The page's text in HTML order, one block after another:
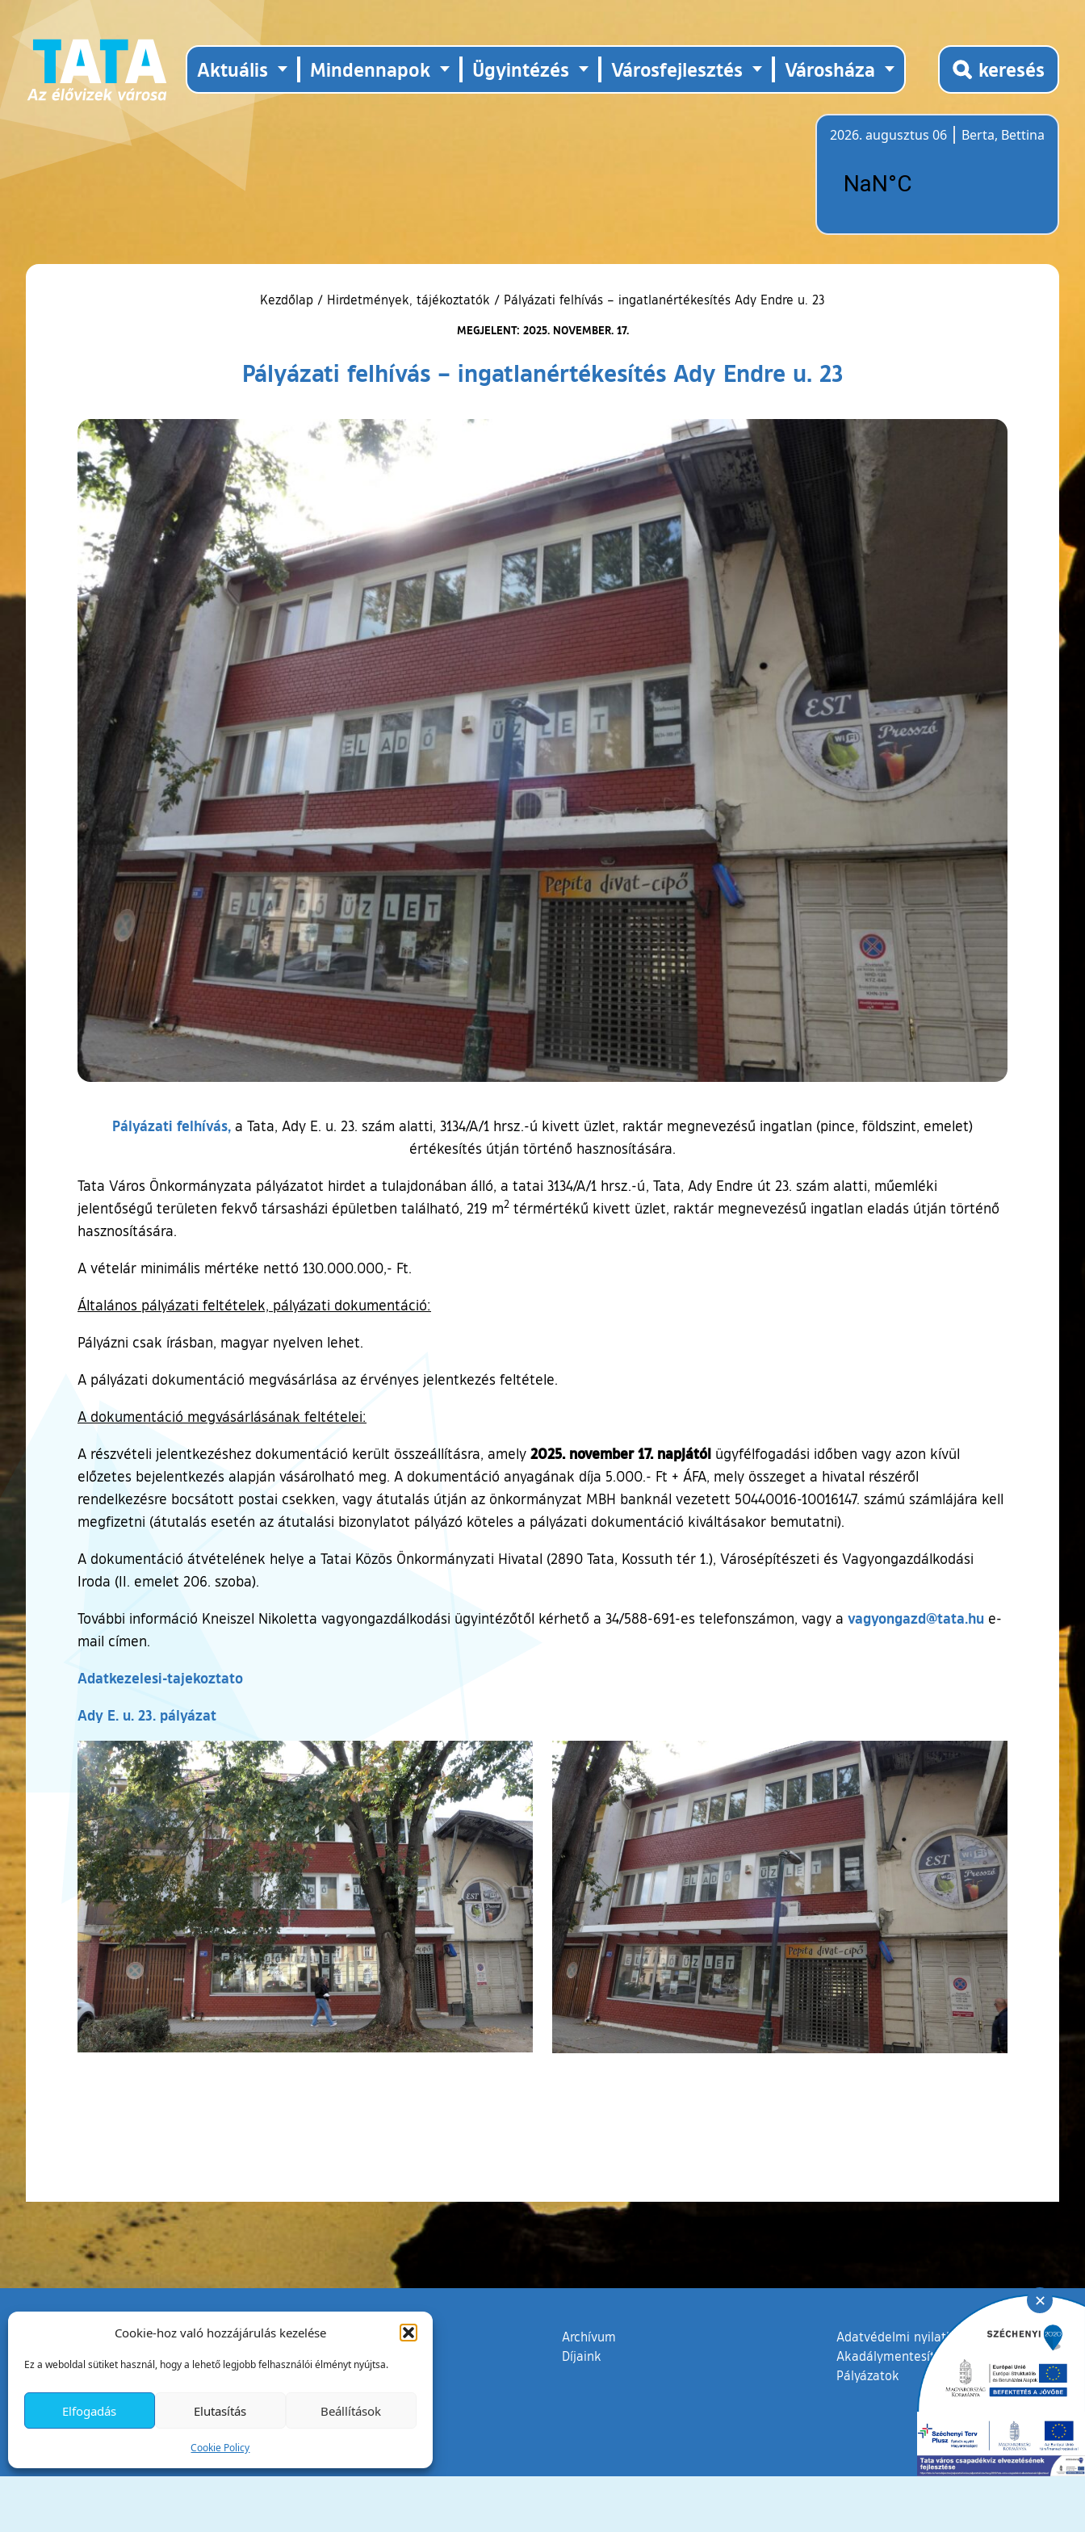
Cookie-hoz való hozzájárulás kezelése
Ez a weboldal sütiket használ, hogy a lehető legjobb felhasználói élményt nyújtsa.
Elfogadás Elutasítás Beállítások
Cookie Policy
Aktuális Mindennapok Ügyintézés Városfejlesztés Városháza keresés
2026. augusztus 06
Berta, Bettina
Kezdőlap / Hirdetmények, tájékoztatók / Pályázati felhívás – ingatlanértékesítés Ady Endre u. 23
MEGJELENT: 2025. NOVEMBER. 17.
Pályázati felhívás – ingatlanértékesítés Ady Endre u. 23
Pályázati felhívás, a Tata, Ady E. u. 23. szám alatti, 3134/A/1 hrsz.-ú kivett üzlet, raktár megnevezésű ingatlan (pince, földszint, emelet)
értékesítés útján történő hasznosítására.
Tata Város Önkormányzata pályázatot hirdet a tulajdonában álló, a tatai 3134/A/1 hrsz.-ú, Tata, Ady Endre út 23. szám alatti, műemléki
jelentőségű területen fekvő társasházi épületben található, 219 m2 térmértékű kivett üzlet, raktár megnevezésű ingatlan eladás útján történő
hasznosítására.
A vételár minimális mértéke nettó 130.000.000,- Ft.
Általános pályázati feltételek, pályázati dokumentáció:
Pályázni csak írásban, magyar nyelven lehet.
A pályázati dokumentáció megvásárlása az érvényes jelentkezés feltétele.
A dokumentáció megvásárlásának feltételei:
A részvételi jelentkezéshez dokumentáció került összeállításra, amely 2025. november 17. napjától ügyfélfogadási időben vagy azon kívül
előzetes bejelentkezés alapján vásárolható meg. A dokumentáció anyagának díja 5.000.- Ft + ÁFA, mely összeget a hivatal részéről
rendelkezésre bocsátott postai csekken, vagy átutalás útján az önkormányzat MBH banknál vezetett 50440016-10016147. számú számlájára kell
megfizetni (átutalás esetén az átutalási bizonylatot pályázó köteles a pályázati dokumentáció kiváltásakor bemutatni).
A dokumentáció átvételének helye a Tatai Közös Önkormányzati Hivatal (2890 Tata, Kossuth tér 1.), Városépítészeti és Vagyongazdálkodási
Iroda (II. emelet 206. szoba).
További információ Kneiszel Nikoletta vagyongazdálkodási ügyintézőtől kérhető a 34/588-691-es telefonszámon, vagy a vagyongazd@tata.hu e-
mail címen.
Adatkezelesi-tajekoztato
Ady E. u. 23. pályázat
Ugrás a galéria utánra
Tata Város Önkormányzata
2890 Tata, Kossuth tér 1.
+36 34 / 587 078
Email:ph@tata.hu
Archívum
Díjaink
Adatvédelmi nyilatkozat
Akadálymentesítési nyilatkozat
Pályázatok
✕